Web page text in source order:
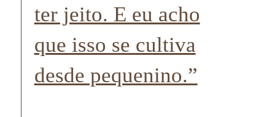
ter jeito. E eu acho
que isso se cultiva
desde pequenino.”